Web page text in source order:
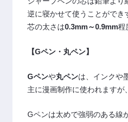
逆に寝かせて使うことができ
芯の太さは0.3mm～0.9mm程
【Gペン・丸ペン】
Gペンや丸ペンは、インクや
主に漫画制作に使われますが
Gペンは太めで強弱のある線